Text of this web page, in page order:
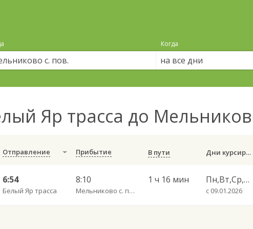
Когда
на все дни
Яр трасса до
Отправление Прибытие В пути Дни курсирования
6:54
Белый Яр трасса
8:10
Мельниково с. пов.
1 ч 16 мин Пн,Вт,Ср,Чт,Пт
с 09.01.2026